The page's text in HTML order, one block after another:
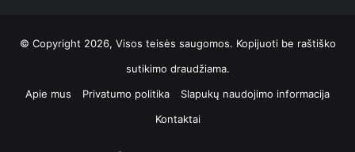
© Copyright 2026, Visos teisės saugomos. Kopijuoti be raštiško
sutikimo draudžiama.
Apie mus
Privatumo politika
Slapukų naudojimo informacija
Kontaktai